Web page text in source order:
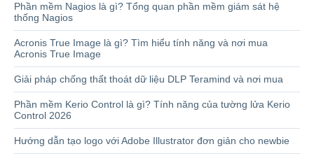
Phần mềm Nagios là gì? Tổng quan phần mềm giám sát hệ
thống Nagios
Acronis True Image là gì? Tìm hiểu tính năng và nơi mua
Acronis True Image
Giải pháp chống thất thoát dữ liệu DLP Teramind và nơi mua
Phần mềm Kerio Control là gì? Tính năng của tường lửa Kerio
Control 2026
Hướng dẫn tạo logo với Adobe Illustrator đơn giản cho newbie